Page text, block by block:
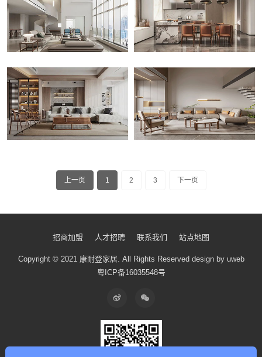
上一页 1 2 3 下一页
招商加盟 人才招聘 联系我们 站点地图
Copyright © 2021 康耐登家居. All Rights Reserved design by uweb
粤ICP备16035548号